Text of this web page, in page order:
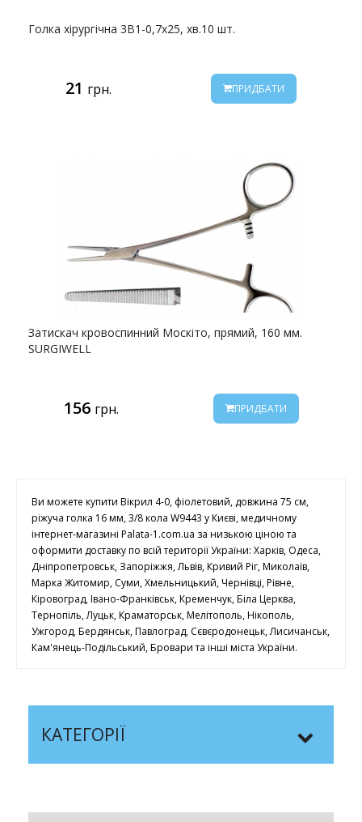
Голка хірургічна 3В1-0,7х25, хв.10 шт.
21 грн. ПРИДБАТИ
Затискач кровоспинний Москіто, прямий, 160 мм.
SURGIWELL
156 грн. ПРИДБАТИ
Ви можете купити Вікрил 4-0, фіолетовий, довжина 75 см,
ріжуча голка 16 мм, 3/8 кола W9443 у Києві, медичному
інтернет-магазині Palata-1.com.ua за низькою ціною та
оформити доставку по всій території України: Харків, Одеса,
Дніпропетровськ, Запоріжжя, Львів, Кривий Ріг, Миколаїв,
Марка Житомир, Суми, Хмельницький, Чернівці, Рівне,
Кіровоград, Івано-Франківськ, Кременчук, Біла Церква,
Тернопіль, Луцьк, Краматорськ, Мелітополь, Нікополь,
Ужгород, Бердянськ, Павлоград, Сєвєродонецьк, Лисичанськ,
Кам'янець-Подільський, Бровари та інші міста України.
КАТЕГОРІЇ